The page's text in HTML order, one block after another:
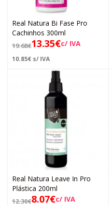
Real Natura Bi Fase Pro
Cachinhos 300ml
19.68€13.35€c/ IVA
10.85€ s/ IVA
Real Natura Leave In Pro
Plástica 200ml
12.30€8.07€c/ IVA